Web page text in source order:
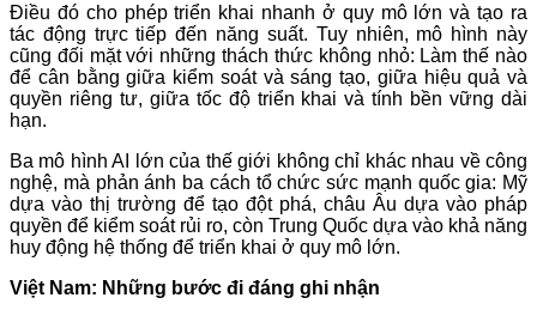
Điều đó cho phép triển khai nhanh ở quy mô lớn và tạo ra
tác động trực tiếp đến năng suất. Tuy nhiên, mô hình này
cũng đối mặt với những thách thức không nhỏ: Làm thế nào
để cân bằng giữa kiểm soát và sáng tạo, giữa hiệu quả và
quyền riêng tư, giữa tốc độ triển khai và tính bền vững dài
hạn.
Ba mô hình AI lớn của thế giới không chỉ khác nhau về công
nghệ, mà phản ánh ba cách tổ chức sức mạnh quốc gia: Mỹ
dựa vào thị trường để tạo đột phá, châu Âu dựa vào pháp
quyền để kiểm soát rủi ro, còn Trung Quốc dựa vào khả năng
huy động hệ thống để triển khai ở quy mô lớn.
Việt Nam: Những bước đi đáng ghi nhận